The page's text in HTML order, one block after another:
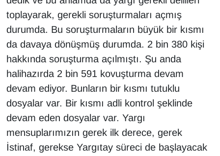
toplayarak, gerekli soruşturmaları açmış
durumda. Bu soruşturmaların büyük bir kısmı
da davaya dönüşmüş durumda. 2 bin 380 kişi
hakkında soruşturma açılmıştı. Şu anda
halihazırda 2 bin 591 kovuşturma devam
devam ediyor. Bunların bir kısmı tutuklu
dosyalar var. Bir kısmı adli kontrol şeklinde
devam eden dosyalar var. Yargı
mensuplarımızın gerek ilk derece, gerek
İstinaf, gerekse Yargıtay süreci de başlayacak